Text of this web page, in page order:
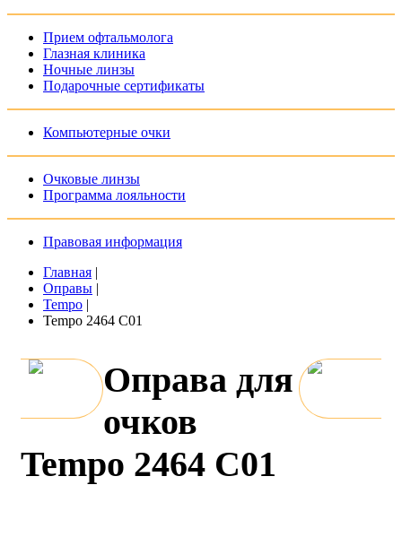
Прием офтальмолога
Глазная клиника
Ночные линзы
Подарочные сертификаты
Компьютерные очки
Очковые линзы
Программа лояльности
Правовая информация
Главная |
Оправы |
Tempo |
Tempo 2464 C01
Оправа для
очков
Tempo 2464 C01